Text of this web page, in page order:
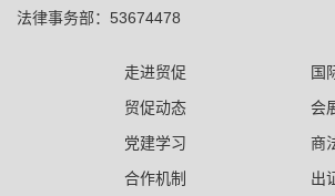
法律事务部：53674478
走进贸促
国
贸促动态
会
党建学习
商
合作机制
出